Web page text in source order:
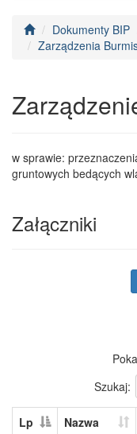
Dokumenty BIP
Zarządzenia
w sprawie:
gruntowych bedących
Załączniki
Szukaj:
Lp Nazwa